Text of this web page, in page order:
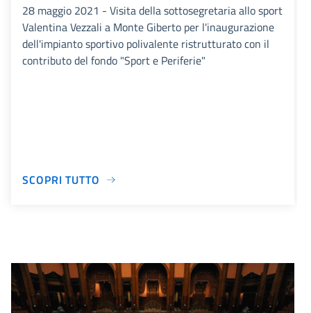
28 maggio 2021 - Visita della sottosegretaria allo sport
Valentina Vezzali a Monte Giberto per l'inaugurazione
dell'impianto sportivo polivalente ristrutturato con il
contributo del fondo "Sport e Periferie"
SCOPRI TUTTO